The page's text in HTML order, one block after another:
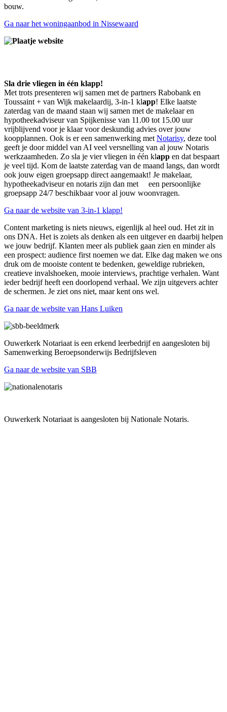
bouw.
Ga naar het woningaanbod in Nissewaard
Sla drie vliegen in één klapp!
Met trots presenteren wij samen met de partners Rabobank en
Toussaint + van Wijk makelaardij, 3-in-1 klapp! Elke laatste
zaterdag van de maand staan wij samen met de makelaar en
hypotheekadviseur van Spijkenisse van 11.00 tot 15.00 uur
vrijblijvend voor je klaar voor deskundig advies over jouw
koopplannen. Ook is er een samenwerking metNotarisy, deze tool
geeft je door middel van AI veel versnelling van al jouw Notaris
werkzaamheden. Zo sla je vier vliegen in één klapp en dat bespaart
je veel tijd. Kom de laatste zaterdag van de maand langs, dan wordt
ook jouw eigen groepsapp direct aangemaakt! Je makelaar,
hypotheekadviseur en notaris zijn dan met een persoonlijke
groepsapp 24/7 beschikbaar voor al jouw woonvragen.
Ga naar de website van 3-in-1 klapp!
Content marketing is niets nieuws, eigenlijk al heel oud. Het zit in
ons DNA. Het is zoiets als denken als een uitgever en daarbij helpen
we jouw bedrijf. Klanten meer als publiek gaan zien en minder als
een prospect: audience first noemen we dat. Elke dag maken we ons
druk om de mooiste content te bedenken, geweldige rubrieken,
creatieve invalshoeken, mooie interviews, prachtige verhalen. Want
ieder bedrijf heeft een doorlopend verhaal. We zijn uitgevers achter
de schermen. Je ziet ons niet, maar kent ons wel.
Ga naar de website van Hans Luiken
Ouwerkerk Notariaat is een erkend leerbedrijf en aangesloten bij
Samenwerking Beroepsonderwijs Bedrijfsleven
Ga naar de website van SBB
Ouwerkerk Notariaat is aangesloten bij Nationale Notaris.